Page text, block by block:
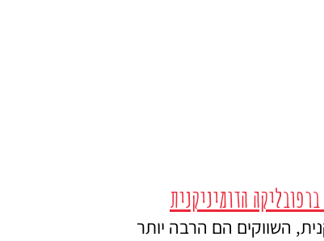
הדומיניקנית
השווקים הם הרבה יותר